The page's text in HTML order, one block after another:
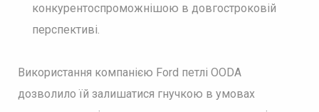
конкурентоспроможнішою в довгостроковій
перспективі.
Використання компанією Ford петлі OODA
дозволило їй залишатися гнучкою в умовах